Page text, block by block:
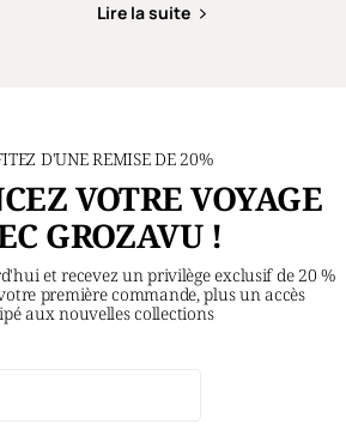
Lire la suite
D'UNE REMISE DE 20%
VOTRE VOYAGE
GROZAVU !
et recevez un privilège exclusif de 20 %
première commande, plus un accès
aux nouvelles collections